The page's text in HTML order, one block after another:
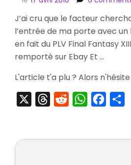
J’ai cru que le facteur
l’entrée de ma porte avec un
en fait du PLV Final Fantasy
remporté sur Ebay Et …
L'article t'a plu ? Alors
ThreadsRedditWhatsApp